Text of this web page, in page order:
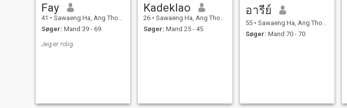
Fay
41 • Sawaeng Ha, Ang Thong, Thailand
Søger: Mand 39 - 69
Jeg er rolig.
Kadeklao
26 • Sawaeng Ha, Ang Thong, Thailand
Søger: Mand 25 - 45
อารีย์
55 • Sawaeng Ha, Ang Thong, Thailand
Søger: Mand 70 - 70